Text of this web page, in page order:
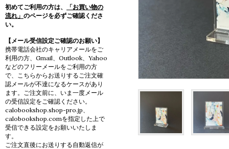
初めてご利用の方は、
「お買い物の
流れ」 のページを必ずご確認くださ
い。
【メール受信設定ご確認のお願い】
携帯電話会社のキャリアメールをご
利用の方、Gmail、Outlook、Yahoo
などのフリーメールをご利用の方
で、こちらからお送りするご注文確
認メールが不達になるケースがあり
ます。ご注文前に、いま一度メール
の受信設定をご確認ください。
calobookshop.shop-pro.jp、
calobookshop.comを指定した上で
受信できる設定をお願いいたしま
す。
ご注文直後にお送りする自動返信が